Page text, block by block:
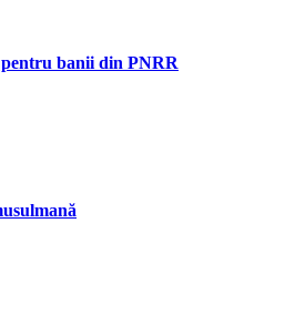
pentru banii din PNRR